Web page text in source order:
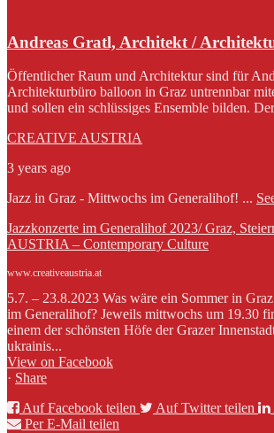
Andreas Gratl, Architekt /
Öffentlicher Raum und Architektur sind für
Architekturbüro balloon in Graz untrennbar
und sollen ein schlüssiges Ensemble bilden.
CREATIVE AUSTRIA
3 years ago
Jazz in Graz - Mittwochs im Generalihof! ...
Jazzkonzerte im Generalihof 2023/ Graz,
AUSTRIA – Contemporary Culture
www.creativeaustria.at
5.7. – 23.8.2023 Was wäre ein Sommer in
im Generalihof? Jeweils mittwochs um 19.30
einem der schönsten Höfe der Grazer
ukrainis...
View on Facebook
· Share
Auf Facebook teilen
Auf Twitter teilen
Per E-Mail teilen